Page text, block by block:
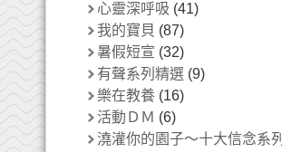
心靈深呼吸 (41)
我的寶貝 (87)
暑假短宣 (32)
有聲系列精選 (9)
樂在教養 (16)
活動ＤＭ (6)
澆灌你的園子～十大信念系列